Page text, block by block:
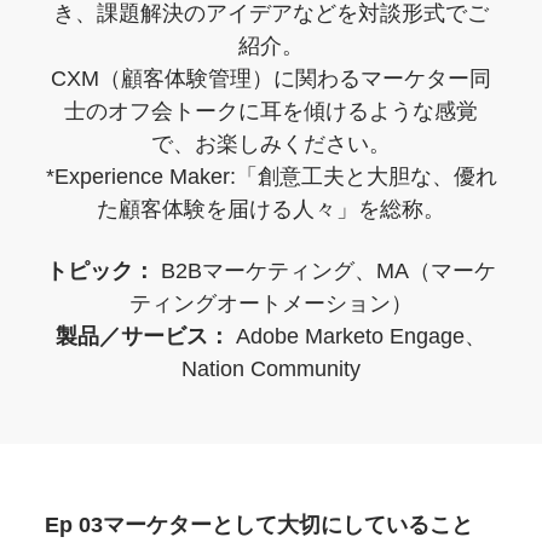
き、課題解決のアイデアなどを対談形式でご
紹介。
CXM（顧客体験管理）に関わるマーケター同
士のオフ会トークに耳を傾けるような感覚
で、お楽しみください。
*Experience Maker:「創意工夫と大胆な、優れ
た顧客体験を届ける人々」を総称。
トピック：
B2Bマーケティング、MA（マーケ
ティングオートメーション）
製品／サービス： Adobe Marketo Engage、
Nation Community
Ep 03マーケターと して大切に していること